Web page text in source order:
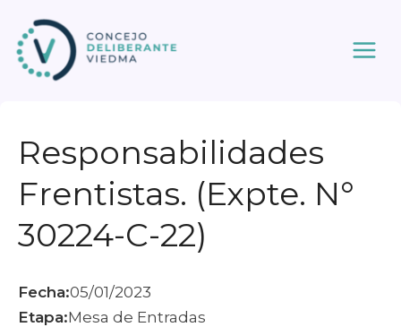
contenido
Responsabilidades
Frentistas. (Expte. N°
30224-C-22)
Fecha:05/01/2023
Etapa:Mesa de Entradas